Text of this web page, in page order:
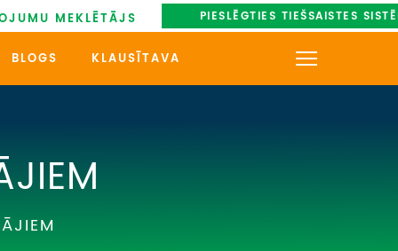
MEKLĒTĀJS PIESLĒGTIES TIEŠSAISTES
BLOGS KLAUSĪTAVA